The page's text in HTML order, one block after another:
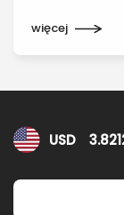
więcej
Kursy walut
USD